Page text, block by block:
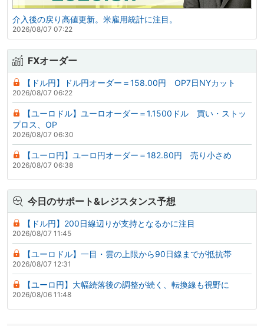
介入後の戻り高値更新。米雇用統計に注目。
2026/08/07 07:22
FXオーダー
【ドル円】ドル円オーダー＝158.00円 OP7日NYカット
2026/08/07 06:22
【ユーロドル】ユーロオーダー＝1.1500ドル 買い・ストッ
プロス、OP
2026/08/07 06:30
【ユーロ円】ユーロ円オーダー＝182.80円 売り小さめ
2026/08/07 06:38
今日のサポート&レジスタンス予想
【ドル円】200日線辺りが支持となるかに注目
2026/08/07 11:45
【ユーロドル】一目・雲の上限から90日線までが抵抗帯
2026/08/07 12:31
【ユーロ円】大幅続落後の調整が続く、転換線も視野に
2026/08/06 11:48